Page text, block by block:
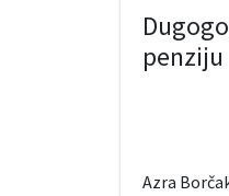
penziju
Azra